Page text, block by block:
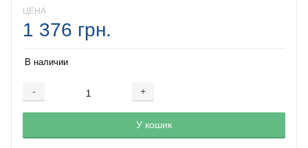
ЦЕНА
1 376 грн.
В наличии
- +
Добавляется...
У кошик
Добавлен